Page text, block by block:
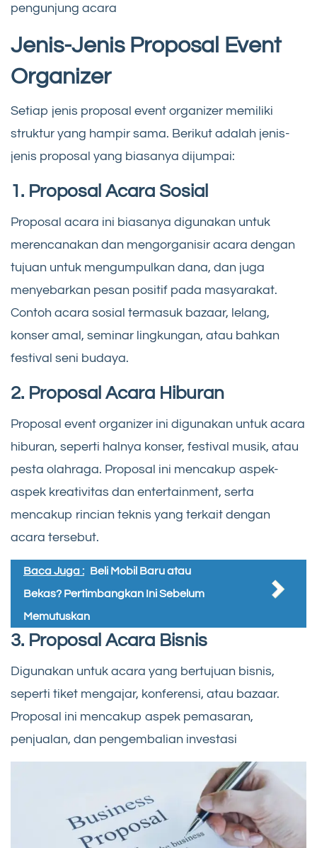
pengunjung acara
Jenis-Jenis Proposal Event
Organizer
Setiap jenis proposal event organizer memiliki
struktur yang hampir sama. Berikut adalah jenis-
jenis proposal yang biasanya dijumpai:
1. Proposal Acara Sosial
Proposal acara ini biasanya digunakan untuk
merencanakan dan mengorganisir acara dengan
tujuan untuk mengumpulkan dana, dan juga
menyebarkan pesan positif pada masyarakat.
Contoh acara sosial termasuk bazaar, lelang,
konser amal, seminar lingkungan, atau bahkan
festival seni budaya.
2. Proposal Acara Hiburan
Proposal event organizer ini digunakan untuk acara
hiburan, seperti halnya konser, festival musik, atau
pesta olahraga. Proposal ini mencakup aspek-
aspek kreativitas dan entertainment, serta
mencakup rincian teknis yang terkait dengan
acara tersebut.
Baca Juga : Beli Mobil Baru atau
Bekas? Pertimbangkan Ini Sebelum
Memutuskan
3. Proposal Acara Bisnis
Digunakan untuk acara yang bertujuan bisnis,
seperti tiket mengajar, konferensi, atau bazaar.
Proposal ini mencakup aspek pemasaran,
penjualan, dan pengembalian investasi